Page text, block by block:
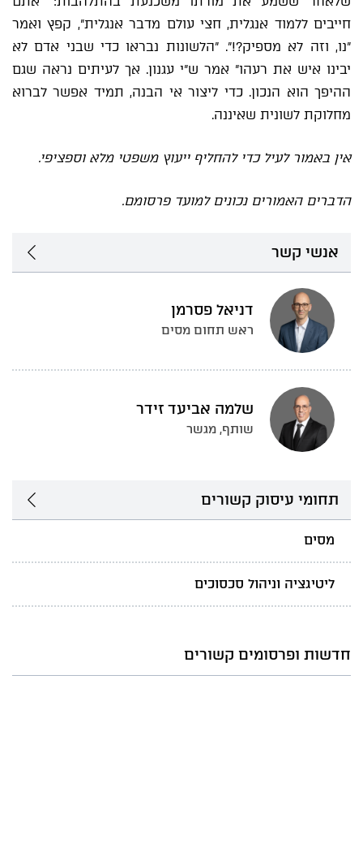
חייבים ללמוד אנגלית, חצי עולם מדבר אנגלית", קפץ ואמר
"נו, וזה לא מספיק?!". "הלשונות נבראו כדי שבני אדם לא
יבינו איש את רעהו" אמר ש"י עגנון. אך לעיתים נראה שגם
ההיפך הוא הנכון. כדי ליצור אי הבנה, תמיד אפשר לברוא
מחלוקת לשונית שאיננה.
אין באמור לעיל כדי להחליף ייעוץ משפטי מלא וספציפי.
הדברים האמורים נכונים למועד פרסומם.
אנשי קשר
דניאל פסרמן
ראש תחום מסים
שלמה אביעד זידר
שותף, מגשר
תחומי עיסוק קשורים
מסים
ליטיגציה וניהול סכסוכים
חדשות ופרסומים קשורים